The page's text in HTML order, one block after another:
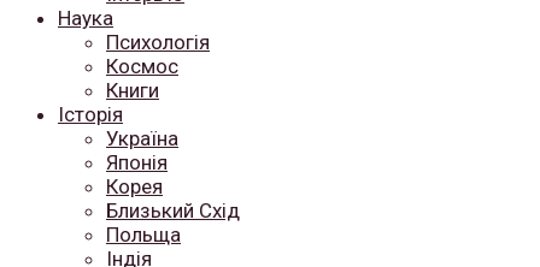
Наука
Психологія
Космос
Книги
Історія
Україна
Японія
Корея
Близький Схід
Польща
Індія